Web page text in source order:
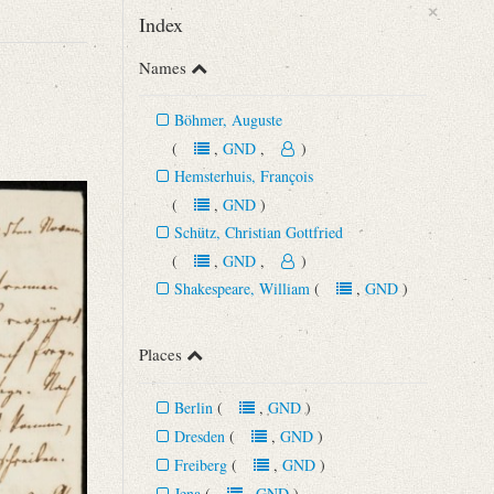
Schulz. Bd. 4. Stuttgart u.a. 1998, S. 237‒238.
×
Index
Names
Böhmer, Auguste
(, GND, )
Hemsterhuis, François
(, GND)
Schütz, Christian Gottfried
(, GND, )
Shakespeare, William (, GND)
Places
Berlin (, GND)
Dresden (, GND)
Freiberg (, GND)